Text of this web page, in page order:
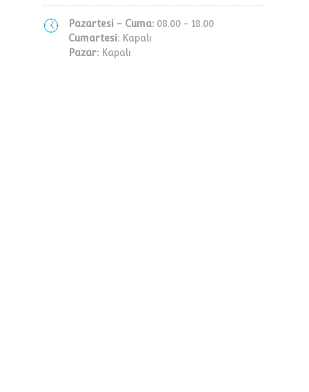
Pazartesi - Cuma: 08.00 - 18.00
Cumartesi: Kapalı
Pazar: Kapalı